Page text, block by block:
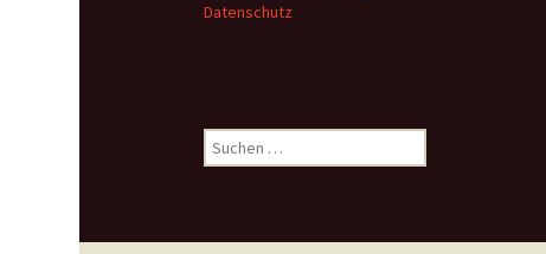
Datenschutz
Suchen
nach: